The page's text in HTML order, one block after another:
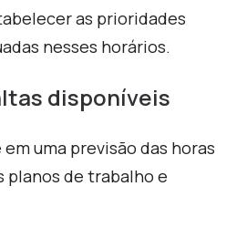
as prioridades
nesses horários.
disponíveis
uma previsão das horas
planos de trabalho e